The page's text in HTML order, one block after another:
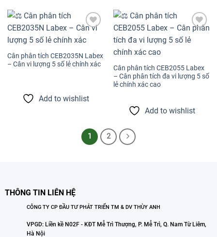
wishlist
Cân phân tích CEB2035N Labex
– Cân vi lượng 5 số lẻ chính xác
Add to wishlist
Add to
wishlist
Cân phân tích CEB2055 Labex
– Cân phân tích đa vi lượng 5 số
lẻ chính xác cao
Add to wishlist
1 2
THÔNG TIN LIÊN HỆ
CÔNG TY CP ĐẦU TƯ PHÁT TRIỂN TM & DV THÙY ANH
VPGD: Liền kề N02F - KĐT Mễ Trì Thượng, P. Mễ Trì, Q. Nam Từ Liêm,
Hà Nội